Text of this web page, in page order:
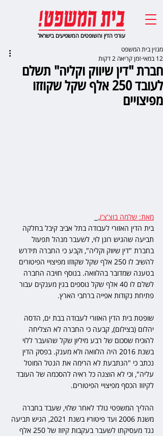
עורכי הדין והשופטים המשפיעים בישראל
חברת "דין שיווק וקליה" תשלם
לעובד 250 אלף שקל שקוזזו
מפיצויים
מגזין בית המשפט
12 במאי
זמן קריאה 2 דקות
מאת: שלמה בוצ'צ'ו,
בית הדין האזורי לעבודה בתל אביב קיבל בחלקה
תביעה שהגיש רונן לוי, לשעבר מנהל תפעול
בחברת "דין שיווק וקליה", וקבע כי החברה תידרש
להשיב לו 250 אלף שקל שקוזזו מפיצויי הפיטורים
בטענה שמדובר בהלוואה. בנוסף חויבה החברה
לשלם לו 40 אלף שקל נוספים בגין מענקים עבור
פתיחת נקודות אפייה ברחבי הארץ.
שופטת בית הדין האזורי לעבודה בבת ים, הדסה
יהלום (בצילום), קבעה כי החברה לא הצליחה
להוכיח שסכום של רבע מיליון שקל שהועבר ללוי
בשנת 2016 היה הלוואה ולא מענק. בפסק הדין
נכתב כי "הנתבעת לא הרימה את הנטל המוטל
עליה", וכי לא הוצגה כל ראיה להסכמה של העובד
לקיזוז הכסף מפיצויי הפיטורים.
ההליך המשפטי נולד לאחר שלוי, שעבד בחברה
משנת 2006 ועד פיטוריו בשנת 2021, הגיש תביעה
נגד מעסיקתו לשעבר בעקבות קיזוז של 250 אלף